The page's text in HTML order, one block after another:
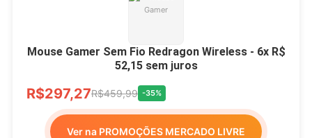
Mouse Gamer Sem Fio Redragon Wireless - 6x R$
52,15 sem juros
R$297,27R$459,99 -35%
Ver na PROMOÇÕES MERCADO LIVRE